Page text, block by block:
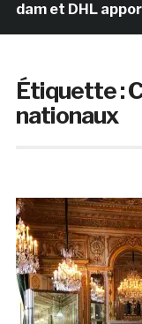
apportent
Étiquette :
nationaux